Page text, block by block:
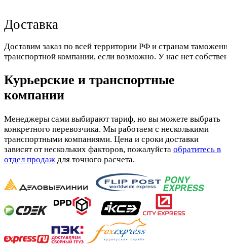
Доставка
Доставим заказ по всей территории РФ и странам
транспортной компании, если возможно. У нас нет
Курьерские и транспортные
компании
Менеджеры сами выбирают тариф, но вы можете выбрать
конкретного перевозчика. Мы работаем с несколькими
транспортными компаниями. Цена и сроки доставки
зависят от нескольких факторов, пожалуйста обратитесь в
отдел продаж для точного расчета.